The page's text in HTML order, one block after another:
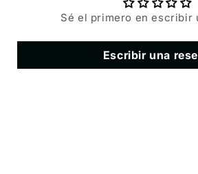
Sé el primero en escribir
Escribir una